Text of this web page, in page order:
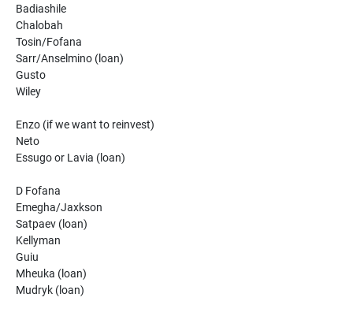
Badiashile
Chalobah
Tosin/Fofana
Sarr/Anselmino (loan)
Gusto
Wiley
Enzo (if we want to reinvest)
Neto
Essugo or Lavia (loan)
D Fofana
Emegha/Jaxkson
Satpaev (loan)
Kellyman
Guiu
Mheuka (loan)
Mudryk (loan)